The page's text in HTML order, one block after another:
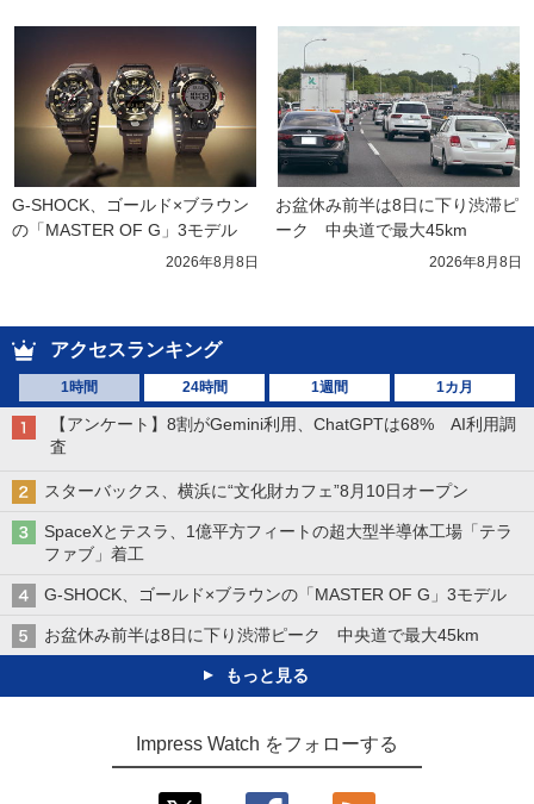
G-SHOCK、ゴールド×ブラウン
の「MASTER OF G」3モデル
2026年8月8日
お盆休み前半は8日に下り渋滞ピ
ーク　中央道で最大45km
2026年8月8日
アクセスランキング
1時間 24時間 1週間 1カ月
【アンケート】8割がGemini利用、ChatGPTは68% AI利用調
査
スターバックス、横浜に“文化財カフェ”8月10日オープン
SpaceXとテスラ、1億平方フィートの超大型半導体工場「テラ
ファブ」着工
G-SHOCK、ゴールド×ブラウンの「MASTER OF G」3モデル
お盆休み前半は8日に下り渋滞ピーク 中央道で最大45km
もっと見る
Impress Watch をフォローする